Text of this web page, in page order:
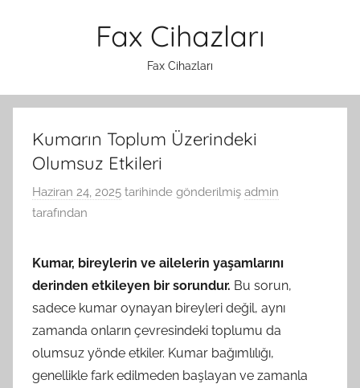
Fax Cihazları
Fax Cihazları
Kumarın Toplum Üzerindeki
Olumsuz Etkileri
Haziran 24, 2025 tarihinde gönderilmiş admin
tarafından
Kumar, bireylerin ve ailelerin yaşamlarını
derinden etkileyen bir sorundur. Bu sorun,
sadece kumar oynayan bireyleri değil, aynı
zamanda onların çevresindeki toplumu da
olumsuz yönde etkiler. Kumar bağımlılığı,
genellikle fark edilmeden başlayan ve zamanla